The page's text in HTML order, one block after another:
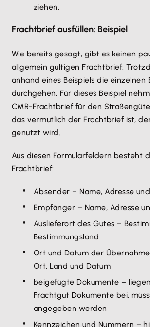
ziehen.
Frachtbrief ausfüllen: Beispiel
Wie bereits gesagt, gibt es keinen
allgemein gültigen Frachtbrief.
anhand eines Beispiels die einzelnen
durchgehen. Für dieses Beispiel
CMR-Frachtbrief für den
das vermutlich der Frachtbrief ist,
genutzt wird.
Aus diesen Formularfeldern besteht
Frachtbrief:
Absender – Name, Adresse
Empfänger – Name, Adresse
Auslieferort des Gutes –
Bestimmungsland
Ort und Datum der
Ort, Land und Datum
beigefügte Dokumente –
Frachtgut Dokumente bei,
angegeben werden
Kennzeichen und Nummern –